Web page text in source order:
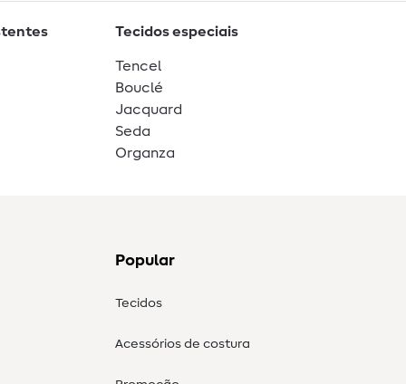
Tecidos especiais
Tencel
Bouclé
Jacquard
Seda
Organza
Popular
Tecidos
Acessórios de costura